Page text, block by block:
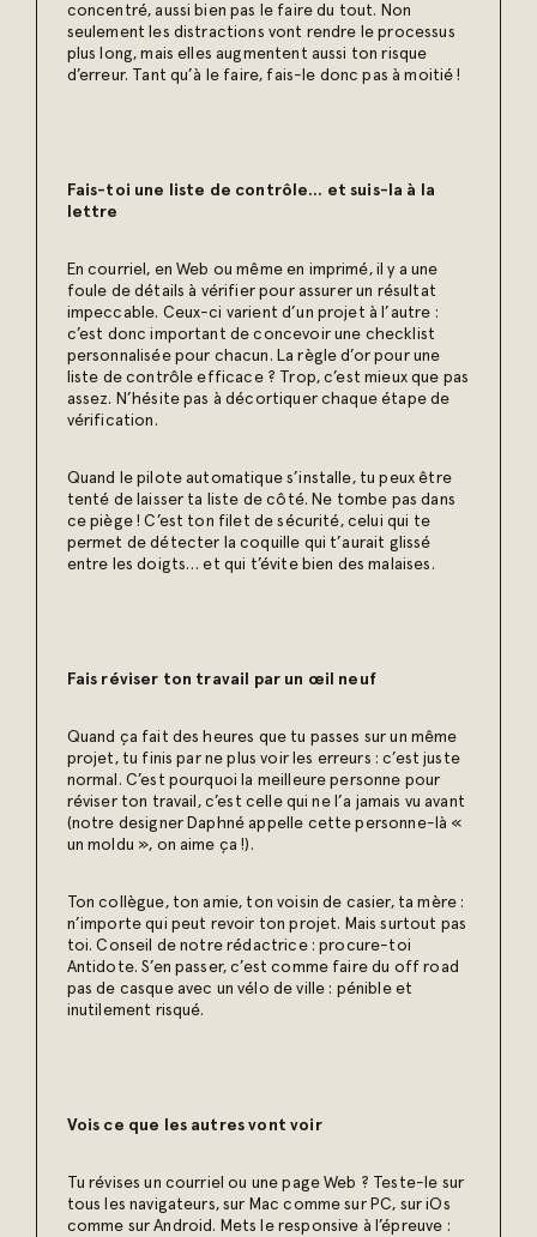
concentré, aussi bien pas le faire du tout. Non
seulement les distractions vont rendre le processus
plus long, mais elles augmentent aussi ton risque
d’erreur. Tant qu’à le faire, fais-le donc pas à moitié !
Fais-toi une liste de contrôle… et suis-la à la
lettre
En courriel, en Web ou même en imprimé, il y a une
foule de détails à vérifier pour assurer un résultat
impeccable. Ceux-ci varient d’un projet à l’autre :
c’est donc important de concevoir une checklist
personnalisée pour chacun. La règle d’or pour une
liste de contrôle efficace ? Trop, c’est mieux que pas
assez. N’hésite pas à décortiquer chaque étape de
vérification.
Quand le pilote automatique s’installe, tu peux être
tenté de laisser ta liste de côté. Ne tombe pas dans
ce piège ! C’est ton filet de sécurité, celui qui te
permet de détecter la coquille qui t’aurait glissé
entre les doigts… et qui t’évite bien des malaises.
Fais réviser ton travail par un œil neuf
Quand ça fait des heures que tu passes sur un même
projet, tu finis par ne plus voir les erreurs : c’est juste
normal. C’est pourquoi la meilleure personne pour
réviser ton travail, c’est celle qui ne l’a jamais vu avant
(notre designer Daphné appelle cette personne-là «
un moldu », on aime ça !).
Ton collègue, ton amie, ton voisin de casier, ta mère :
n’importe qui peut revoir ton projet. Mais surtout pas
toi. Conseil de notre rédactrice : procure-toi
Antidote. S’en passer, c’est comme faire du off road
pas de casque avec un vélo de ville : pénible et
inutilement risqué.
Vois ce que les autres vont voir
Tu révises un courriel ou une page Web ? Teste-le sur
tous les navigateurs, sur Mac comme sur PC, sur iOs
comme sur Android. Mets le responsive à l’épreuve :